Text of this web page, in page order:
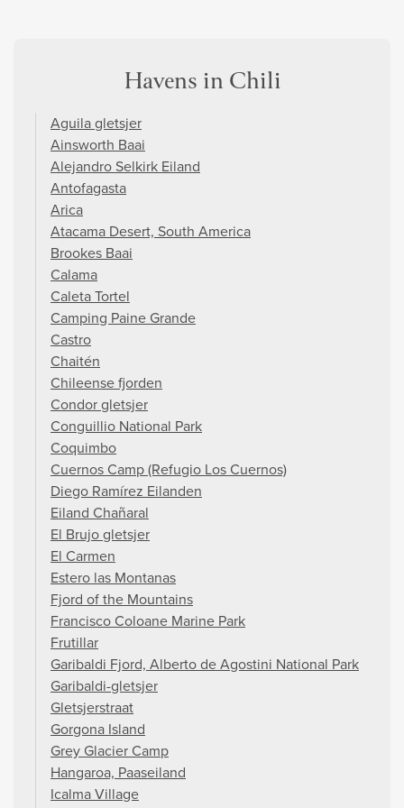
Havens in Chili
Aguila gletsjer
Ainsworth Baai
Alejandro Selkirk Eiland
Antofagasta
Arica
Atacama Desert, South America
Brookes Baai
Calama
Caleta Tortel
Camping Paine Grande
Castro
Chaitén
Chileense fjorden
Condor gletsjer
Conguillio National Park
Coquimbo
Cuernos Camp (Refugio Los Cuernos)
Diego Ramírez Eilanden
Eiland Chañaral
El Brujo gletsjer
El Carmen
Estero las Montanas
Fjord of the Mountains
Francisco Coloane Marine Park
Frutillar
Garibaldi Fjord, Alberto de Agostini National Park
Garibaldi-gletsjer
Gletsjerstraat
Gorgona Island
Grey Glacier Camp
Hangaroa, Paaseiland
Icalma Village